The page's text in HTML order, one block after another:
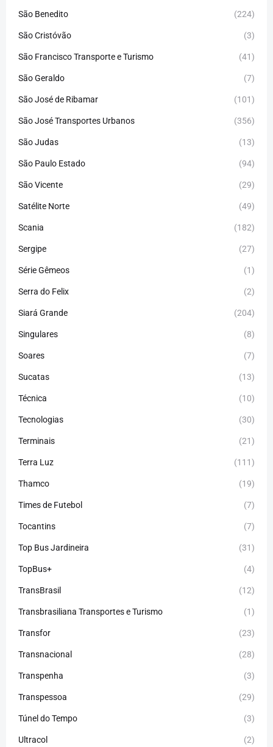
São Benedito (224)
São Cristóvão (3)
São Francisco Transporte e Turismo (41)
São Geraldo (7)
São José de Ribamar (101)
São José Transportes Urbanos (356)
São Judas (13)
São Paulo Estado (94)
São Vicente (29)
Satélite Norte (49)
Scania (182)
Sergipe (27)
Série Gêmeos (1)
Serra do Felix (2)
Siará Grande (204)
Singulares (8)
Soares (7)
Sucatas (13)
Técnica (10)
Tecnologias (30)
Terminais (21)
Terra Luz (111)
Thamco (19)
Times de Futebol (7)
Tocantins (7)
Top Bus Jardineira (31)
TopBus+ (4)
TransBrasil (12)
Transbrasiliana Transportes e Turismo (1)
Transfor (23)
Transnacional (28)
Transpenha (3)
Transpessoa (29)
Túnel do Tempo (3)
Ultracol (2)